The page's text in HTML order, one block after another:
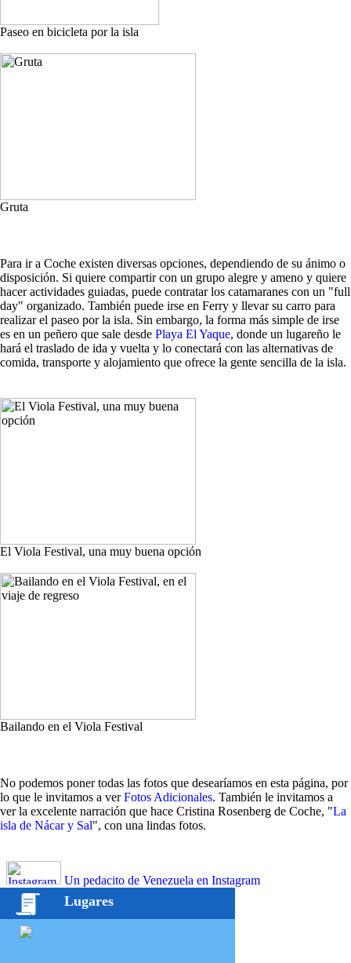
Paseo en bicicleta por la isla
Gruta
Para ir a Coche existen diversas opciones, dependiendo de su ánimo o
disposición. Si quiere compartir con un grupo alegre y ameno y quiere
hacer actividades guiadas, puede contratar los catamaranes con un "full
day" organizado. También puede irse en Ferry y llevar su carro para
realizar el paseo por la isla. Sin embargo, la forma más simple de irse
es en un peñero que sale desde Playa El Yaque, donde un lugareño le
hará el traslado de ida y vuelta y lo conectará con las alternativas de
comida, transporte y alojamiento que ofrece la gente sencilla de la isla.
El Viola Festival, una muy buena opción
Bailando en el Viola Festival
No podemos poner todas las fotos que desearíamos en esta página, por
lo que le invitamos a verFotos Adicionales. También le invitamos a
ver la excelente narración que hace Cristina Rosenberg de Coche, "La
isla de Nácar y Sal", con una lindas fotos.
Un pedacito de Venezuela en Instagram
Lugares